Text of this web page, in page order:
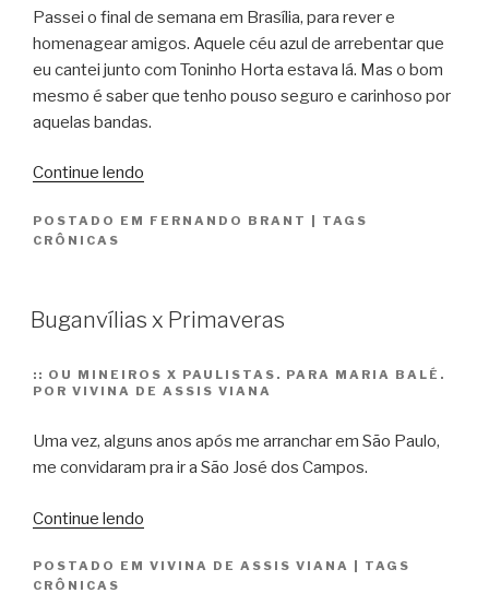
Passei o final de semana em Brasília, para rever e
homenagear amigos. Aquele céu azul de arrebentar que
eu cantei junto com Toninho Horta estava lá. Mas o bom
mesmo é saber que tenho pouso seguro e carinhoso por
aquelas bandas.
Continue lendo
POSTADO EM FERNANDO BRANT | TAGS
CRÔNICAS
Buganvílias x Primaveras
:: OU MINEIROS X PAULISTAS. PARA MARIA BALÉ.
POR VIVINA DE ASSIS VIANA
Uma vez, alguns anos após me arranchar em São Paulo,
me convidaram pra ir a São José dos Campos.
Continue lendo
Primaveras”
POSTADO EM VIVINA DE ASSIS VIANA
TAGS
CRÔNICAS